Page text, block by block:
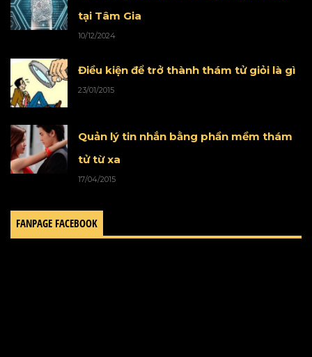
tại Tâm Gia
10/12/2024
Điều kiện để trở thành thám tử giỏi là gì
23/01/2015
Quản lý tin nhắn bằng phần mềm thám
tử từ xa
17/04/2015
FANPAGE FACEBOOK